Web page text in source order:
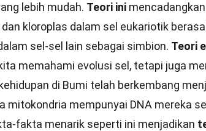
lebih mudah. Teori ini
kloroplas dalam sel eukariotik
sel-sel lain sebagai simbion. Teori
memahami evolusi sel, tetapi juga
di Bumi telah berkembang
mitokondria mempunyai DNA mereka
fakta menarik seperti ini menjadikan